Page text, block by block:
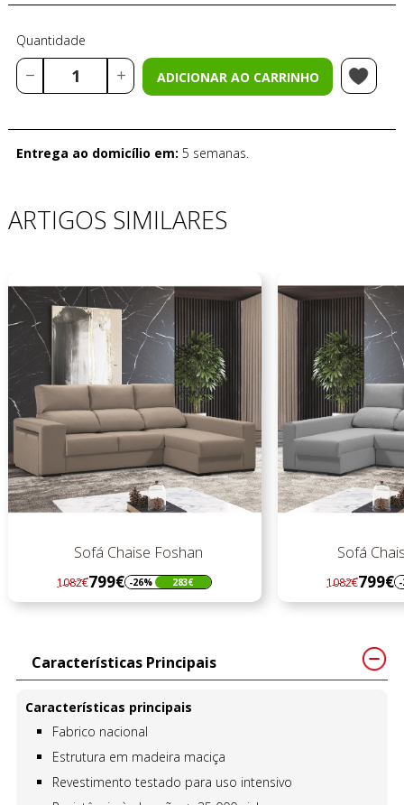
Quantidade
ADICIONAR AO CARRINHO
Entrega ao domicílio em: 5 semanas.
ARTIGOS SIMILARES
Sofá Chaise Foshan
Regular
preço
1082€799€
Preço -26% 283€
Sofá
Regular
preço
1082€799€
Preço -
Características Principais
Características principais
Fabrico nacional
Estrutura em madeira maciça
Revestimento testado para uso intensivo